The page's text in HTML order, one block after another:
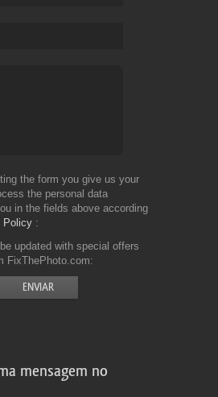
the form you give us your
the personal data
in the fields above according
Policy
updated with special offers
FixThePhoto.com
mensagem no